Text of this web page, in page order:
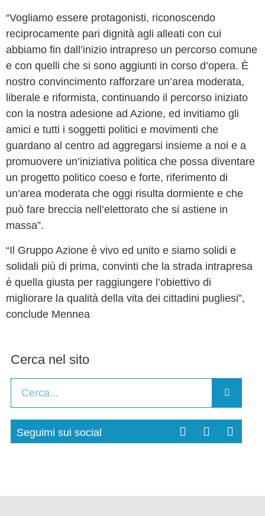
“Vogliamo essere protagonisti, riconoscendo
reciprocamente pari dignità agli alleati con cui
abbiamo fin dall’inizio intrapreso un percorso comune
e con quelli che si sono aggiunti in corso d’opera. È
nostro convincimento rafforzare un’area moderata,
liberale e riformista, continuando il percorso iniziato
con la nostra adesione ad Azione, ed invitiamo gli
amici e tutti i soggetti politici e movimenti che
guardano al centro ad aggregarsi insieme a noi e a
promuovere un’iniziativa politica che possa diventare
un progetto politico coeso e forte, riferimento di
un’area moderata che oggi risulta dormiente e che
può fare breccia nell’elettorato che si astiene in
massa”.
“Il Gruppo Azione è vivo ed unito e siamo solidi e
solidali più di prima, convinti che la strada intrapresa
è quella giusta per raggiungere l’obiettivo di
migliorare la qualità della vita dei cittadini pugliesi”,
conclude Mennea
Cerca nel sito
Seguimi sui social